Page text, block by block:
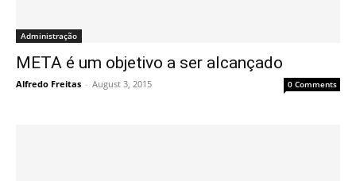
Administração
META é um objetivo a ser alcançado
Alfredo Freitas - August 3, 2015 0 Comments